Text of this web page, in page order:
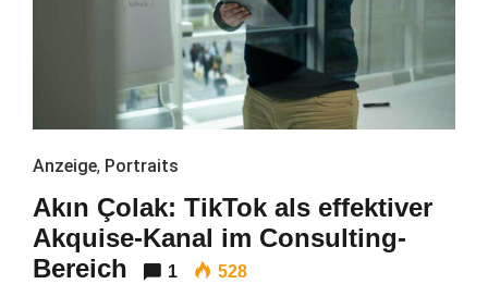
Anzeige, Portraits
Akın Çolak: TikTok als effektiver
Akquise-Kanal im Consulting-
Bereich
1 528